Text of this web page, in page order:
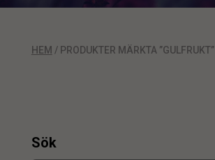
HEM / PRODUKTER MÄRKTA ”GULFRUKT”
Sök